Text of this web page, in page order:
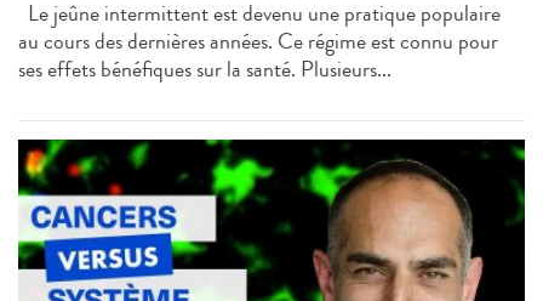
Le jeûne intermittent est devenu une pratique populaire
au cours des dernières années. Ce régime est connu pour
ses effets bénéfiques sur la santé. Plusieurs...